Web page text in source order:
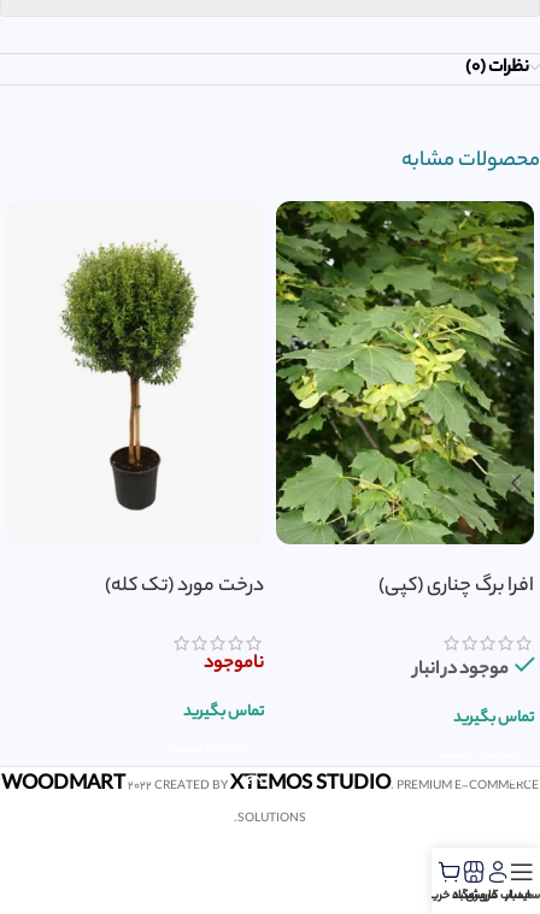
نظرات (0)
محصولات مشابه
افرا برگ چناری (کپی)
موجود در انبار
تماس بگیرید
درخت مورد (تک کله)
ناموجود
تماس بگیرید
WOODMART2022 CREATED BYXTEMOS STUDIO. PREMIUM E-COMMERCE
SOLUTIONS.
سایدبار
حساب کاربری
فروشگاهسبد خرید